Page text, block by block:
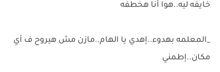
خايفه ليه..هوا أنا هخطفه
_المعلمه بهدوء..إهدي يا الهام..مازن مش هيروح ف أي
مكان..إطمني